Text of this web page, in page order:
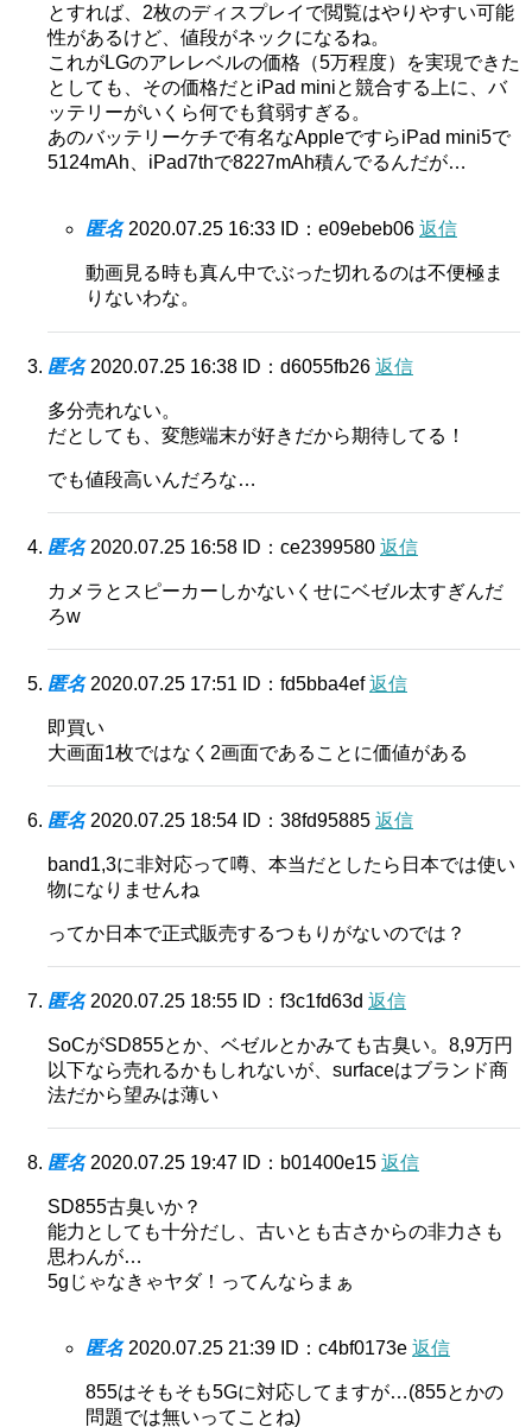
とすれば、2枚のディスプレイで閲覧はやりやすい可能
性があるけど、値段がネックになるね。
これがLGのアレレベルの価格（5万程度）を実現できた
としても、その価格だとiPad miniと競合する上に、バ
ッテリーがいくら何でも貧弱すぎる。
あのバッテリーケチで有名なAppleですらiPad mini5で
5124mAh、iPad7thで8227mAh積んでるんだが…
匿名 2020.07.25 16:33 ID：e09ebeb06 返信
動画見る時も真ん中でぶった切れるのは不便極ま
りないわな。
匿名 2020.07.25 16:38 ID：d6055fb26 返信
多分売れない。
だとしても、変態端末が好きだから期待してる！
でも値段高いんだろな…
匿名 2020.07.25 16:58 ID：ce2399580 返信
カメラとスピーカーしかないくせにベゼル太すぎんだ
ろw
匿名 2020.07.25 17:51 ID：fd5bba4ef返信
即買い
大画面1枚ではなく2画面であることに価値がある
匿名 2020.07.25 18:54 ID：38fd95885 返信
band1,3に非対応って噂、本当だとしたら日本では使い
物になりませんね
ってか日本で正式販売するつもりがないのでは？
匿名 2020.07.25 18:55 ID：f3c1fd63d 返信
SoCがSD855とか、ベゼルとかみても古臭い。8,9万円
以下なら売れるかもしれないが、surfaceはブランド商
法だから望みは薄い
匿名 2020.07.25 19:47 ID：b01400e15 返信
SD855古臭いか？
能力としても十分だし、古いとも古さからの非力さも
思わんが…
5gじゃなきゃヤダ！ってんならまぁ
匿名 2020.07.25 21:39 ID：c4bf0173e 返信
855はそもそも5Gに対応してますが…(855とかの
問題では無いってことね)